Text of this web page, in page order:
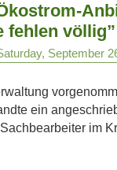
fehlen völlig”
September
ein
im